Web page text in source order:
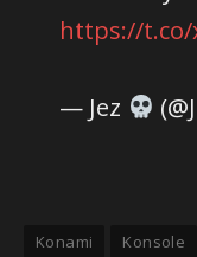
https://t.co/
— Jez
Konami Konsole